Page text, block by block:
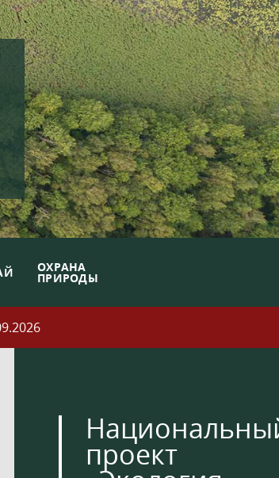
ОХРАНА
ПРИРОДЫ
проект